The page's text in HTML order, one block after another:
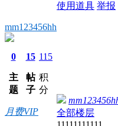
使用道具 举报
mm123456hh
0
主
题
15
帖
子
115
积
分
月费VIP
全部楼层